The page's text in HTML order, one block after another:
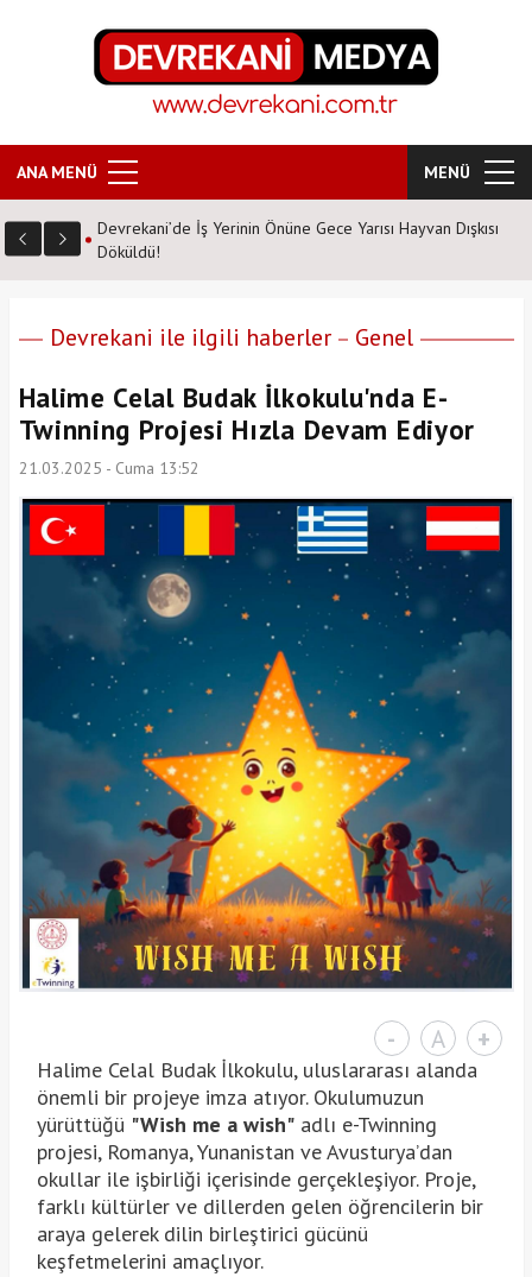
ANA MENÜ MENÜ
Devrekani’de İş Yerinin Önüne Gece Yarısı Hayvan Dışkısı
Döküldü!
Devrekani ile ilgili haberler Genel
Halime Celal Budak İlkokulu'nda E-
Twinning Projesi Hızla Devam Ediyor
21.03.2025 - Cuma 13:52
- A +
Halime Celal Budak İlkokulu, uluslararası alanda
önemli bir projeye imza atıyor. Okulumuzun
yürüttüğü "Wish me a wish"adlı e-Twinning
projesi, Romanya, Yunanistan ve Avusturya’dan
okullar ile işbirliği içerisinde gerçekleşiyor. Proje,
farklı kültürler ve dillerden gelen öğrencilerin bir
araya gelerek dilin birleştirici gücünü
keşfetmelerini amaçlıyor.